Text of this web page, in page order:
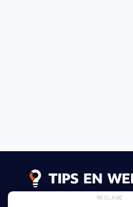
RECLAME